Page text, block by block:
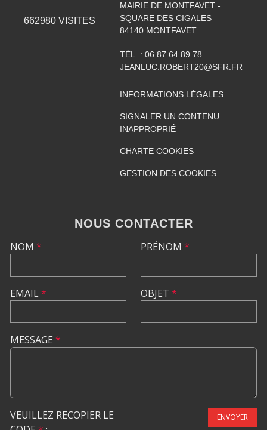
662980 VISITES
MAIRIE DE MONTFAVET -
SQUARE DES CIGALES
84140 MONTFAVET
TÉL. : 06 87 64 89 78
JEANLUC.ROBERT20@SFR.FR
INFORMATIONS LÉGALES
SIGNALER UN CONTENU
INAPPROPRIÉ
CHARTE COOKIES
GESTION DES COOKIES
NOUS CONTACTER
NOM *
EMAIL*
PRÉNOM *
OBJET *
MESSAGE *
VEUILLEZ RECOPIER LE
ENVOYER